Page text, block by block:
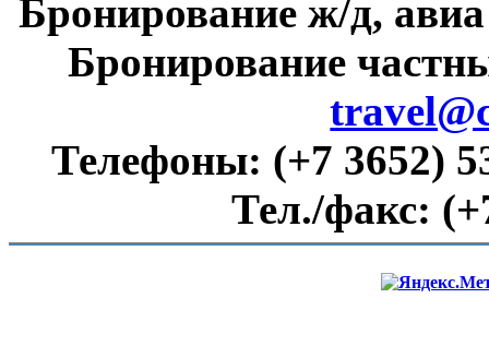
Бронирование ж/д,
Бронирование
Телефоны: (+7 3652)
Тел./факс: